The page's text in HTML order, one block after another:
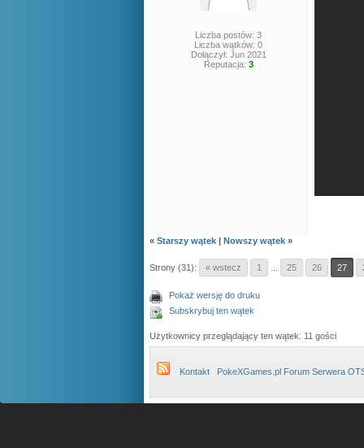
Liczba postów: 3
Liczba wątków: 0
Dołączył: Jun 2021
Reputacja: 3
« Starszy wątek | Nowszy wątek »
Strony (31): « wstecz 1 25 26 27
Pokaż wersję do druku
Subskrybuj ten wątek
Użytkownicy przeglądający ten wątek: 11 gości
Kontakt PokeXGames.pl Forum Serwera